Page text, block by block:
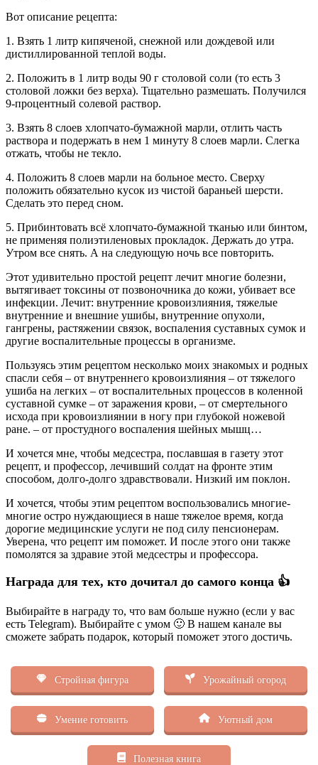
Вот описание рецепта:
1. Взять 1 литр кипяченой, снежной или дождевой или
дистиллированной теплой воды.
2. Положить в 1 литр воды 90 г столовой соли (то есть 3
столовой ложки без верха). Тщательно размешать. Получился
9-процентный солевой раствор.
3. Взять 8 слоев хлопчато-бумажной марли, отлить часть
раствора и подержать в нем 1 минуту 8 слоев марли. Слегка
отжать, чтобы не текло.
4. Положить 8 слоев марли на больное место. Сверху
положить обязательно кусок из чистой бараньей шерсти.
Сделать это перед сном.
5. Прибинтовать всё хлопчато-бумажной тканью или бинтом,
не применяя полиэтиленовых прокладок. Держать до утра.
Утром все снять. А на следующую ночь все повторить.
Этот удивительно простой рецепт лечит многие болезни,
вытягивает токсины от позвоночника до кожи, убивает все
инфекции. Лечит: внутренние кровоизлияния, тяжелые
внутренние и внешние ушибы, внутренние опухоли,
гангрены, растяжении связок, воспаления суставных сумок и
другие воспалительные процессы в организме.
Пользуясь этим рецептом несколько моих знакомых и родных
спасли себя – от внутреннего кровоизлияния – от тяжелого
ушиба на легких – от воспалительных процессов в коленной
суставной сумке – от заражения крови, – от смертельного
исхода при кровоизлиянии в ногу при глубокой ножевой
ране. – от простудного воспаления шейных мышц…
И хочется мне, чтобы медсестра, пославшая в газету этот
рецепт, и профессор, лечивший солдат на фронте этим
способом, долго-долго здравствовали. Низкий им поклон.
И хочется, чтобы этим рецептом воспользовались многие-
многие остро нуждающиеся в наше тяжелое время, когда
дорогие медицинские услуги не под силу пенсионерам.
Уверена, что рецепт им поможет. И после этого они также
помолятся за здравие этой медсестры и профессора.
Награда для тех, кто дочитал до самого конца 👍
Выбирайте в награду то, что вам больше нужно (если у вас
есть Telegram). Выбирайте с умом 🙂 В нашем канале вы
сможете забрать подарок, который поможет этого достичь.
Стройная фигура Урожайный огород
Умение готовить Уютный дом
Полезная книга